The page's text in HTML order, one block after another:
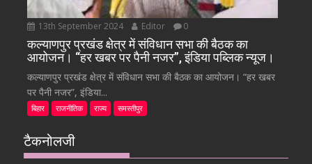
13th September 2024 Editor 0
कल्याणपुर प्रखंड क्षेत्र में संविधान सभा की बैठक का
आयोजन। “हर खबर पर पैनी नजर”, इंडिया पब्लिक न्यूज।
कल्याणपुर प्रखंड क्षेत्र में संविधान सभा की बैठक का आयोजन। “हर खबर
पर पैनी नजर”, इंडिया...
बिहार राजनीतिक राज्य समस्तीपुर
टैकनोलजी